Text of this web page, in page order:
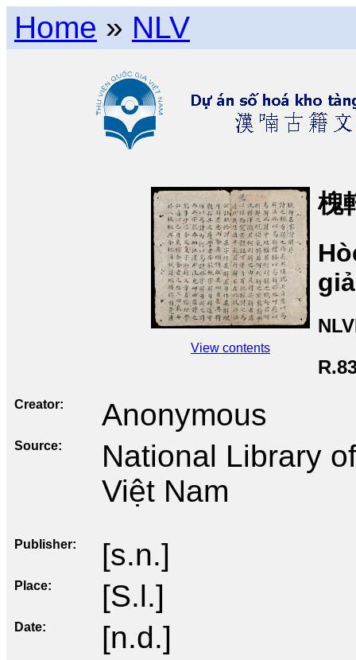
Home » NLV
View contents
槐
Creator Anonymous
Source
National Library
Việt Nam
Publisher [s.n.]
Place [S.l.]
Date [n.d.]